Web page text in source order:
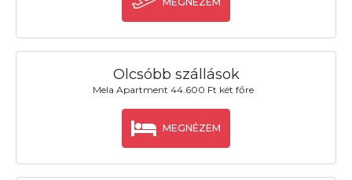
Olcsóbb szállások
Mela Apartment 44.600 Ft két főre
MEGNÉZEM